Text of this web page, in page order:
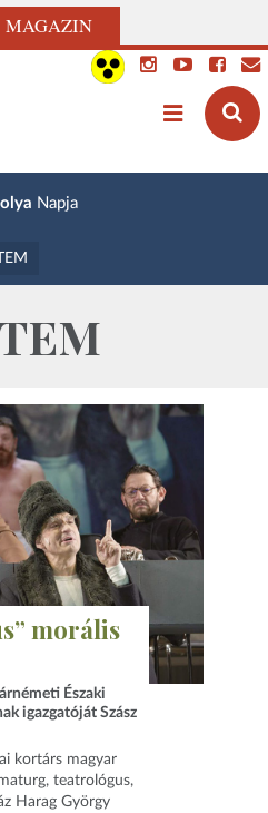
MAGAZIN
Napja
morális
Északi
igazgatóját Szász
kortárs magyar
teatrológus,
Harag György